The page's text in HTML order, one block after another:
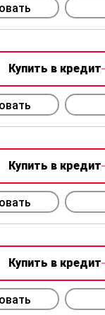
Купить в кредит
Купить в кредит
Купить в кредит